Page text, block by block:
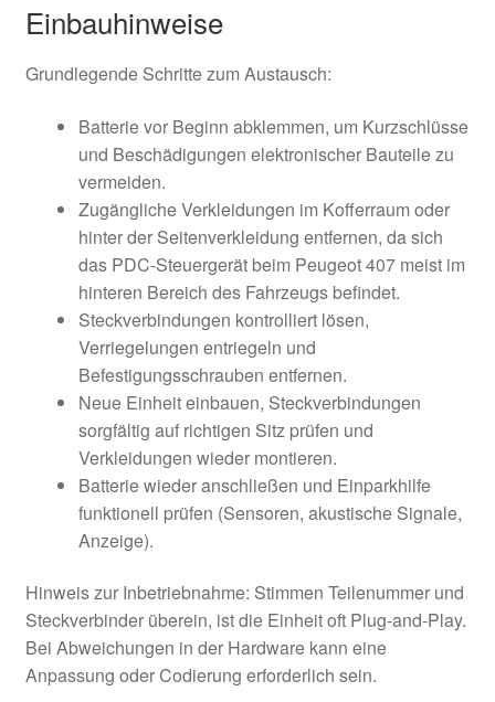
Einbauhinweise
Grundlegende Schritte zum Austausch:
Batterie vor Beginn abklemmen, um Kurzschlüsse
und Beschädigungen elektronischer Bauteile zu
vermeiden.
Zugängliche Verkleidungen im Kofferraum oder
hinter der Seitenverkleidung entfernen, da sich
das PDC-Steuergerät beim Peugeot 407 meist im
hinteren Bereich des Fahrzeugs befindet.
Steckverbindungen kontrolliert lösen,
Verriegelungen entriegeln und
Befestigungsschrauben entfernen.
Neue Einheit einbauen, Steckverbindungen
sorgfältig auf richtigen Sitz prüfen und
Verkleidungen wieder montieren.
Batterie wieder anschließen und Einparkhilfe
funktionell prüfen (Sensoren, akustische Signale,
Anzeige).
Hinweis zur Inbetriebnahme: Stimmen Teilenummer und
Steckverbinder überein, ist die Einheit oft Plug-and-Play.
Bei Abweichungen in der Hardware kann eine
Anpassung oder Codierung erforderlich sein.